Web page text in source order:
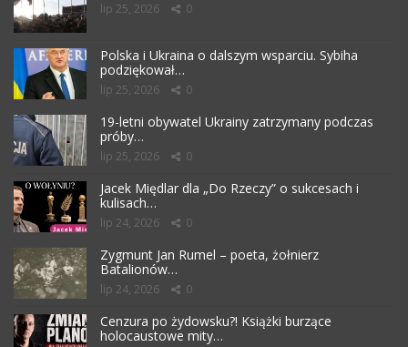
lip 25, 2026 0
Polska i Ukraina o dalszym wsparciu. Sybiha
podziękował…
lip 25, 2026 0
19-letni obywatel Ukrainy zatrzymany podczas
próby…
lip 25, 2026 0
Jacek Międlar dla „Do Rzeczy” o sukcesach i
kulisach…
lip 24, 2026 0
Zygmunt Jan Rumel – poeta, żołnierz
Batalionów…
lip 24, 2026 0
Cenzura po żydowsku?! Książki burzące
holocaustowe mity…